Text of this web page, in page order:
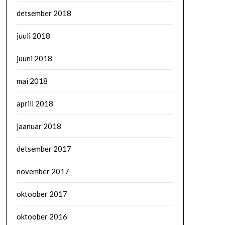
detsember 2018
juuli 2018
juuni 2018
mai 2018
aprill 2018
jaanuar 2018
detsember 2017
november 2017
oktoober 2017
oktoober 2016